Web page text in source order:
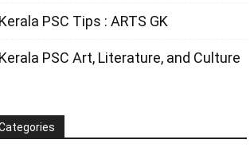
Kerala PSC Tips : ARTS GK
Kerala PSC Art, Literature, and Culture